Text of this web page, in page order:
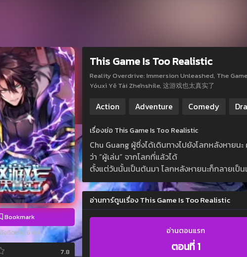
Bookmark
งติดตาม 6 คน
7.8
This Game Is Too Realistic
Reality Overdrive: Immersion Unleashed, The
Yóuxì Yě Tài Zhēnshíle, 这游戏也太真实了
Action Adventure Comedy
เรื่องย่อ This Game Is Too Realistic
Chu Guang ผู้ซึ่งได้เดินทางไปยังโลกหลังหา
ว่า “ผู้เล่น” จากโลกที่แล้วได้
ตั้งแต่วันนั้นเป็นต้นมา โลกหลังหายนะก็กลายเป็น
อ่านการ์ตูนเรื่อง This Game Is Too Realistic
อ่านตอนแรก
ตอนที่ 1